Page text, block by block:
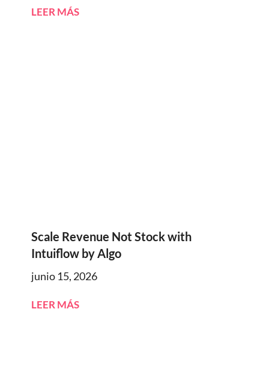
LEER MÁS
Scale Revenue Not Stock with
Intuiflow by Algo
junio 15, 2026
LEER MÁS